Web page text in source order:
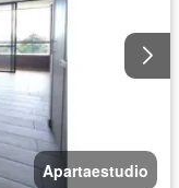
Apartaestudio